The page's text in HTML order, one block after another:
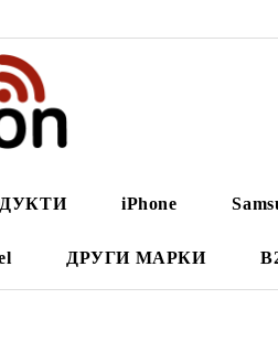
iPhone
ДРУГИ МАРКИ